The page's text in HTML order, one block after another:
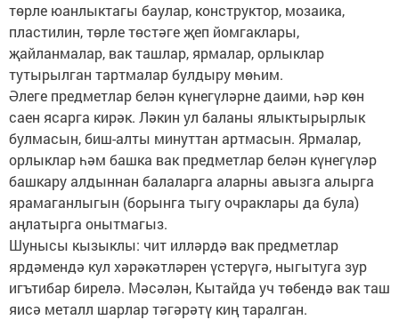
төрле юанлыктагы баулар, конструктор, мозаика,
пластилин, төрле төстәге җеп йомгаклары,
җайланмалар, вак ташлар, ярмалар, орлыклар
тутырылган тарт­малар булдыру мөһим.
Әлеге предметлар белән күнегүләрне даими, һәр көн
саен ясарга кирәк. Ләкин ул баланы ялыктырырлык
булмасын, биш-алты минуттан артмасын. Ярмалар,
орлыклар һәм башка вак предметлар белән күнегүләр
башкару алдыннан балаларга аларны авызга алырга
ярамаганлыгын (борынга тыгу очраклары да була)
аңлатырга онытмагыз.
Шунысы кызыклы: чит илләрдә вак предметлар
ярдәмендә кул хәрәкәтләрен үстерүгә, ныгытуга зур
игътибар бирелә. Мәсәлән, Кытайда уч төбендә вак таш
яисә металл шарлар тәгәрәтү киң таралган.